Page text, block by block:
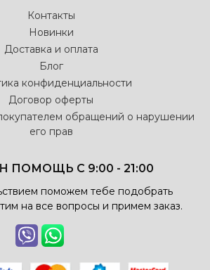
Контакты
Новинки
Доставка и оплата
Блог
конфиденциальности
Договор оферты
обращений о нарушении
его прав
ПОМОЩЬ С 9:00 - 21:00
поможем тебе подобрать
на все вопросы и примем заказ.